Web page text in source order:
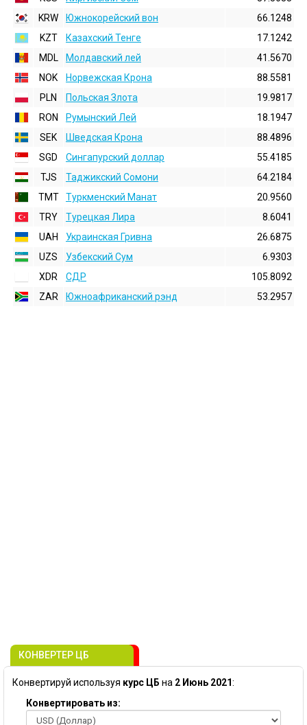
KRW
Южнокорейский вон
66.1248
KZT
Казахский Тенге
17.1242
MDL
Молдавский лей
41.5670
NOK
Норвежская Крона
88.5581
PLN
Польская Злота
19.9817
RON
Румынский Лей
18.1947
SEK
Шведская Крона
88.4896
SGD
Сингапурский доллар
55.4185
TJS
Таджикский Сомони
64.2184
TMT
Туркменский Манат
20.9560
TRY
Турецкая Лира
8.6041
UAH
Украинская Гривна
26.6875
UZS
Узбекский Сум
6.9303
XDR
СДР
105.8092
ZAR
Южноафриканский рэнд 53.2957
КОНВЕРТЕР ЦБ
Конвертируй используя курс ЦБ на 2 Июнь 2021:
Конвертировать из: